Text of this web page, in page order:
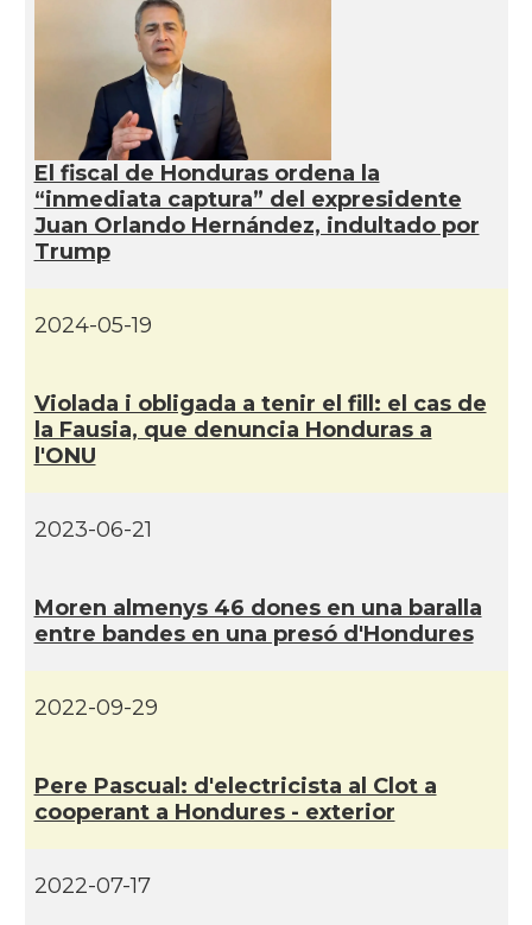
El fiscal de Honduras ordena la
“inmediata captura” del expresidente
Juan Orlando Hernández, indultado por
Trump
2024-05-19
Violada i obligada a tenir el fill: el cas de
la Fausia, que denuncia Honduras a
l'ONU
2023-06-21
Moren almenys 46 dones en una baralla
entre bandes en una presó d'Hondures
2022-09-29
Pere Pascual: d'electricista al Clot a
cooperant a Hondures - exterior
2022-07-17